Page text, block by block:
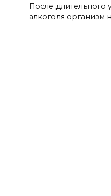
После длительного
алкоголя организм